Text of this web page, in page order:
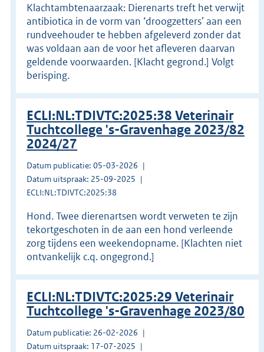
Klachtambtenaarzaak: Dierenarts treft het verwijt
antibiotica in de vorm van ‘droogzetters’ aan een
rundveehouder te hebben afgeleverd zonder dat
was voldaan aan de voor het afleveren daarvan
geldende voorwaarden. [Klacht gegrond.] Volgt
berisping.
ECLI:NL:TDIVTC:2025:38 Veterinair
Tuchtcollege 's-Gravenhage 2023/82
2024/27
Datum publicatie: 05-03-2026
Datum uitspraak: 25-09-2025
ECLI:NL:TDIVTC:2025:38
Hond. Twee dierenartsen wordt verweten te zijn
tekortgeschoten in de aan een hond verleende
zorg tijdens een weekendopname. [Klachten niet
ontvankelijk c.q. ongegrond.]
ECLI:NL:TDIVTC:2025:29 Veterinair
Tuchtcollege 's-Gravenhage 2023/80
Datum publicatie: 26-02-2026
Datum uitspraak: 17-07-2025